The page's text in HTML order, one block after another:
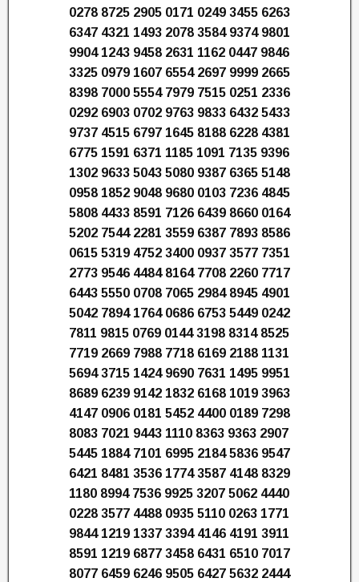
0278 8725 2905 0171 0249 3455 6263
6347 4321 1493 2078 3584 9374 9801
9904 1243 9458 2631 1162 0447 9846
3325 0979 1607 6554 2697 9999 2665
8398 7000 5554 7979 7515 0251 2336
0292 6903 0702 9763 9833 6432 5433
9737 4515 6797 1645 8188 6228 4381
6775 1591 6371 1185 1091 7135 9396
1302 9633 5043 5080 9387 6365 5148
0958 1852 9048 9680 0103 7236 4845
5808 4433 8591 7126 6439 8660 0164
5202 7544 2281 3559 6387 7893 8586
0615 5319 4752 3400 0937 3577 7351
2773 9546 4484 8164 7708 2260 7717
6443 5550 0708 7065 2984 8945 4901
5042 7894 1764 0686 6753 5449 0242
7811 9815 0769 0144 3198 8314 8525
7719 2669 7988 7718 6169 2188 1131
5694 3715 1424 9690 7631 1495 9951
8689 6239 9142 1832 6168 1019 3963
4147 0906 0181 5452 4400 0189 7298
8083 7021 9443 1110 8363 9363 2907
5445 1884 7101 6995 2184 5836 9547
6421 8481 3536 1774 3587 4148 8329
1180 8994 7536 9925 3207 5062 4440
0228 3577 4488 0935 5110 0263 1771
9844 1219 1337 3394 4146 4191 3911
8591 1219 6877 3458 6431 6510 7017
8077 6459 6246 9505 6427 5632 2444